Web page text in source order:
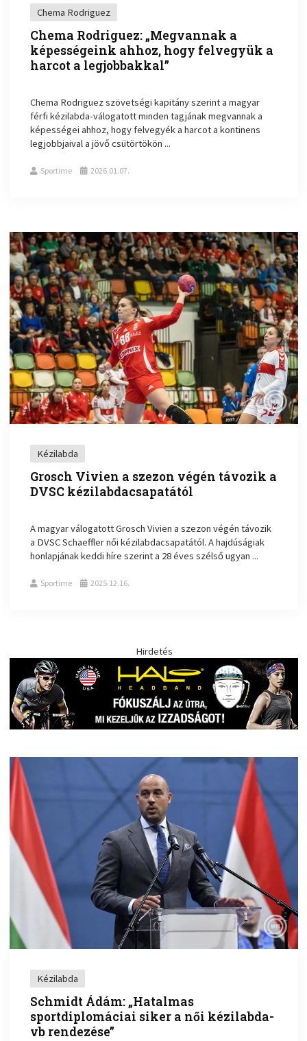
Chema Rodriguez
Chema Rodriguez: „Megvannak a
képességeink ahhoz, hogy felvegyük a
harcot a legjobbakkal”
Chema Rodriguez szövetségi kapitány szerint a magyar
férfi kézilabda-válogatott minden tagjának megvannak a
képességei ahhoz, hogy felvegyék a harcot a kontinens
legjobbjaival a jövő csütörtökön ...
Sportime 2026.01.07.
Kézilabda
Grosch Vivien a szezon végén távozik a
DVSC kézilabdacsapatától
A magyar válogatott Grosch Vivien a szezon végén távozik
a DVSC Schaeffler női kézilabdacsapatától. A hajdúságiak
honlapjának keddi híre szerint a 28 éves szélső ugyan ...
Sportime 2025.12.16.
Hirdetés
Kézilabda
Schmidt Ádám: „Hatalmas
sportdiplomáciai siker a női kézilabda-
vb rendezése”